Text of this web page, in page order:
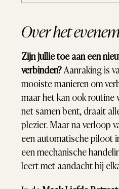
Over het
Zijn jullie toe aan een
verbinden? Aanraking is
mooiste manieren om
maar het kan ook routine
net samen bent, draait
plezier. Maar na verloop
een automatische piloot
een mechanische
leert met aandacht bij